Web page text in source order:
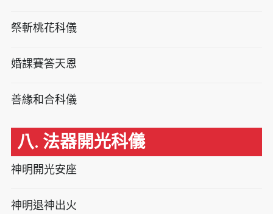
祭斬桃花科儀
婚課賽答天恩
善緣和合科儀
八. 法器開光科儀
神明開光安座
神明退神出火